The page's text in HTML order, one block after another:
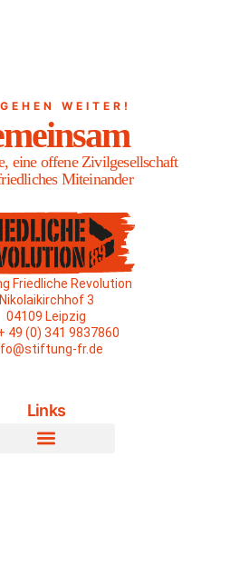
WEITER!
eine offene Zivilgesellschaft
Miteinander
Friedliche Revolution
Nikolaikirchhof 3
04109 Leipzig
49 (0) 341 9837860
fr.de
Links